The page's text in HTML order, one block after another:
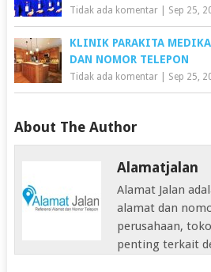
Tidak ada komentar| Sep 25,
KLINIK PARAKITA
DAN NOMOR TELEPON
Tidak ada komentar| Sep 25,
About The Author
Alamatjalan
Alamat Jalan
alamat dan
perusahaan,
penting terkait